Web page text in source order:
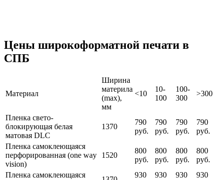
Цены широкоформатной печати в
СПБ
Материал
Ширина
материла
(max),
мм
<10
10-
100
100-
300
>300
Пленка свето-
блокирующая белая
матовая DLC
1370
790
руб.
790
руб.
790
руб.
790
руб.
Пленка самоклеющаяся
перфорированная (one way
vision)
1520
800
руб.
800
руб.
800
руб.
800
руб.
Пленка самоклеющаяся
930
930
930
930